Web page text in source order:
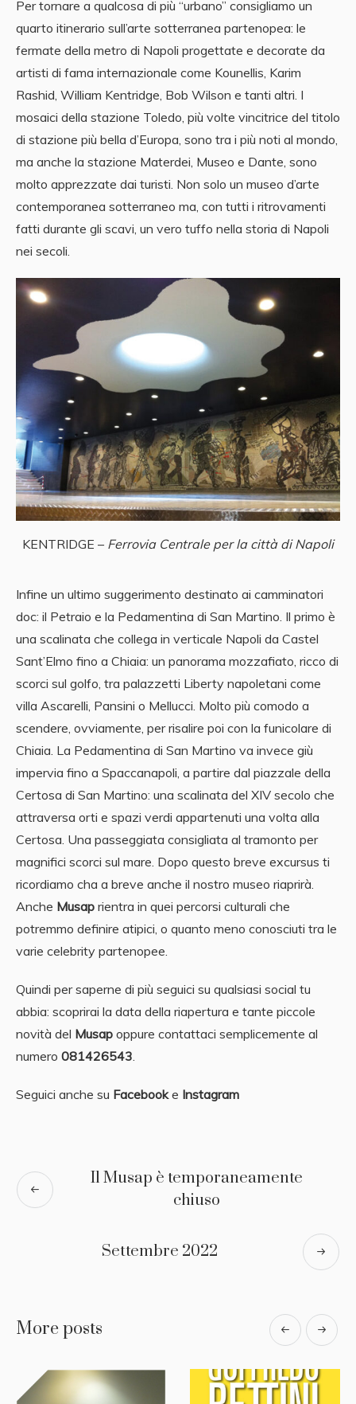
Per tornare a qualcosa di più “urbano” consigliamo un
quarto itinerario sull’arte sotterranea partenopea: le
fermate della metro di Napoli progettate e decorate da
artisti di fama internazionale come Kounellis, Karim
Rashid, William Kentridge, Bob Wilson e tanti altri. I
mosaici della stazione Toledo, più volte vincitrice del titolo
di stazione più bella d’Europa, sono tra i più noti al mondo,
ma anche la stazione Materdei, Museo e Dante, sono
molto apprezzate dai turisti. Non solo un museo d’arte
contemporanea sotterraneo ma, con tutti i ritrovamenti
fatti durante gli scavi, un vero tuffo nella storia di Napoli
nei secoli.
KENTRIDGE – Ferrovia Centrale per la città di Napoli
Infine un ultimo suggerimento destinato ai camminatori
doc: il Petraio e la Pedamentina di San Martino. Il primo è
una scalinata che collega in verticale Napoli da Castel
Sant’Elmo fino a Chiaia: un panorama mozzafiato, ricco di
scorci sul golfo, tra palazzetti Liberty napoletani come
villa Ascarelli, Pansini o Mellucci. Molto più comodo a
scendere, ovviamente, per risalire poi con la funicolare di
Chiaia. La Pedamentina di San Martino va invece giù
impervia fino a Spaccanapoli, a partire dal piazzale della
Certosa di San Martino: una scalinata del XIV secolo che
attraversa orti e spazi verdi appartenuti una volta alla
Certosa. Una passeggiata consigliata al tramonto per
magnifici scorci sul mare. Dopo questo breve excursus ti
ricordiamo cha a breve anche il nostro museo riaprirà.
Anche Musap rientra in quei percorsi culturali che
potremmo definire atipici, o quanto meno conosciuti tra le
varie celebrity partenopee.
Quindi per saperne di più seguici su qualsiasi social tu
abbia: scoprirai la data della riapertura e tante piccole
novità del Musap oppure contattaci semplicemente al
numero 081426543
Seguici anche su Facebooke Instagram
Il Musap è temporaneamente
chiuso
Settembre 2022
More posts